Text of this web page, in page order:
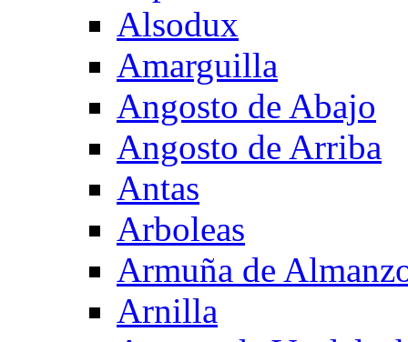
Alsodux
Amarguilla
Angosto de Abajo
Angosto de Arriba
Antas
Arboleas
Armuña de
Arnilla